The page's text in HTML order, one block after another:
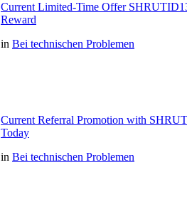
Current Limited-Time Offer
Reward
in Bei technischen Problemen
Current Referral Promotion with
Today
in Bei technischen Problemen